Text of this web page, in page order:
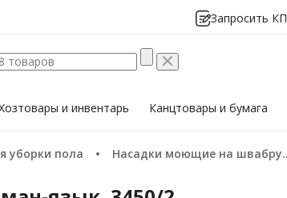
Запросить КП
и инвентарь Канцтовары и бумага
уборки пола Насадки моющие на швабру (мопы)